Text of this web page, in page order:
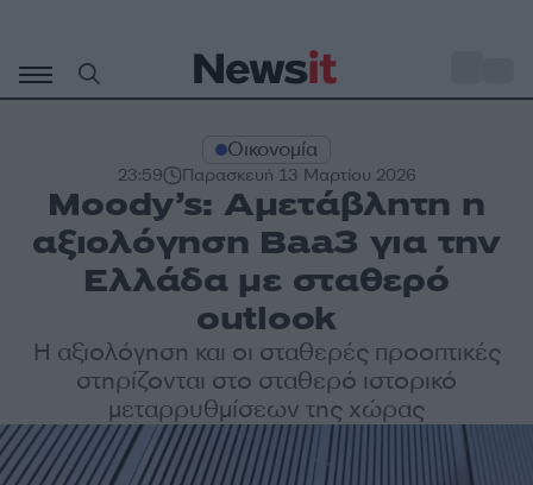
περιεχόμενο
Οικονομία
23:59 Παρασκευή 13 Μαρτίου 2026
Moody’s: Αμετάβλητη η
αξιολόγηση Baa3 για την
Ελλάδα με σταθερό
outlook
Η αξιολόγηση και οι σταθερές προοπτικές
στηρίζονται στο σταθερό ιστορικό
μεταρρυθμίσεων της χώρας